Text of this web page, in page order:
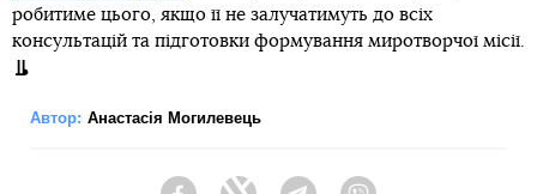
робитиме цього, якщо її не залучатимуть до всіх
консультацій та підготовки формування миротворчої місії.
Автор: Анастасія Могилевець